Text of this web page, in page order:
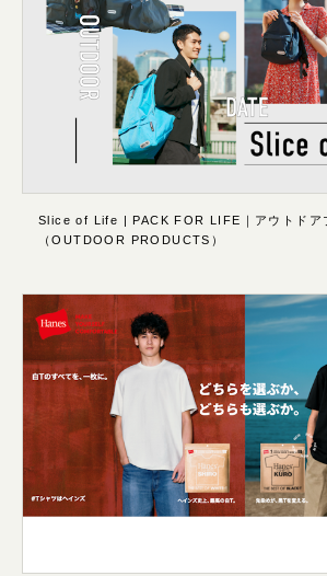
Slice of Life | PACK FOR LIFE｜アウトドア
（OUTDOOR PRODUCTS）